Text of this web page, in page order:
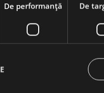
un proces electrochimic
uzură și zgârieturi,
De performanță De